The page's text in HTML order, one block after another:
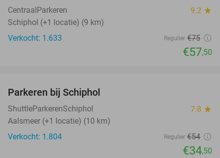
CentraalParkeren 9.2 star
Schiphol (+1 locatie) (9 km)
Verkocht: 1.633
Regulier €75
€57,50
Parkeren bij Schiphol
ShuttleParkerenSchiphol 7.8 star
Aalsmeer (+1 locatie) (10 km)
Verkocht: 1.804
Regulier €54
€34,50